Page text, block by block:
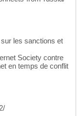
les sanctions et
Society contre
en temps de conflit